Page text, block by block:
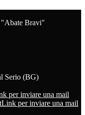
"Abate Bravi"
Serio (BG)
per inviare una mail
Link per inviare una mail